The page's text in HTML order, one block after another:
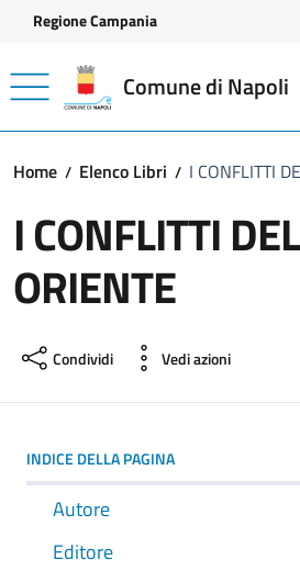
Vai ai contenuti
Vai al footer
Regione Campania
Comune di Napoli
Home Elenco Libri I CONFLITTI
I CONFLITTI
ORIENTE
Condividi Vedi azioni
INDICE DELLA PAGINA
Autore
Editore